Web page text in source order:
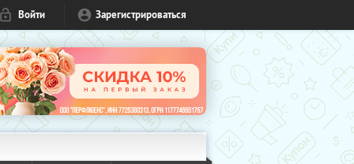
Войти Зарегистрироваться